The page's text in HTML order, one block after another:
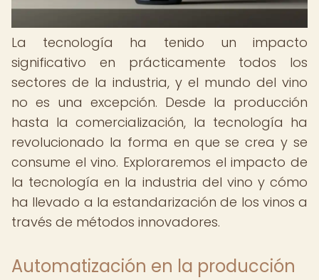
La tecnología ha tenido un impacto
significativo en prácticamente todos los
sectores de la industria, y el mundo del vino
no es una excepción. Desde la producción
hasta la comercialización, la tecnología ha
revolucionado la forma en que se crea y se
consume el vino. Exploraremos el impacto de
la tecnología en la industria del vino y cómo
ha llevado a la estandarización de los vinos a
través de métodos innovadores.
Automatización en la producción